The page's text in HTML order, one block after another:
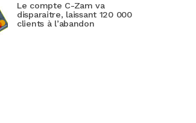
Le compte C-Zam va
disparaitre, laissant 120 000
clients à l’abandon